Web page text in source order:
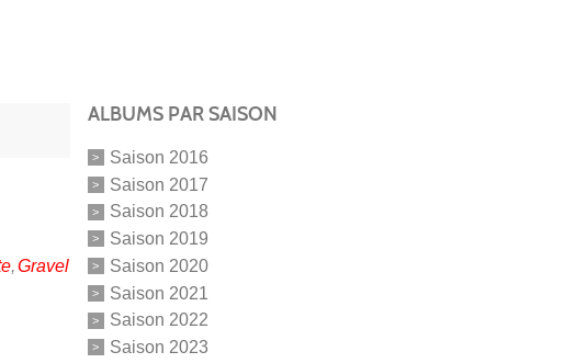
Gravel
ALBUMS PAR SAISON
Saison 2016
Saison 2017
Saison 2018
Saison 2019
Saison 2020
Saison 2021
Saison 2022
Saison 2023